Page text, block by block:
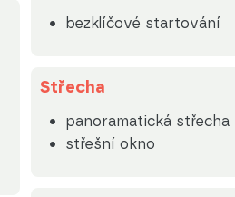
bezklíčové startování
Střecha
panoramatická střecha
střešní okno